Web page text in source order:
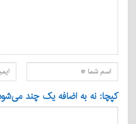
کپچا: نه به اضافه یک چند